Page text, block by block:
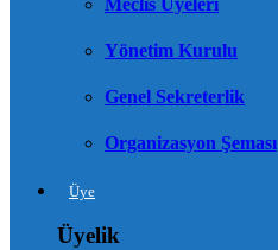
Yönetim Kurulu
Genel Sekreterlik
Organizasyon Şeması
Üye
Üyelik